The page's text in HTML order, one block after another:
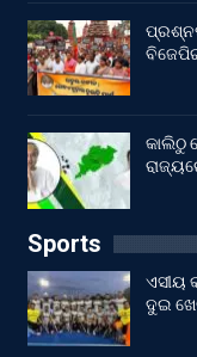
କାଲିଠୁ
Sports
ଏସୀୟ
ଦୁଇ